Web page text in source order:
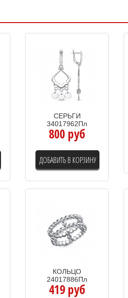
СЕРЬГИ
34017962Пл
800 руб
ДОБАВИТЬ В КОРЗИНУ
КОЛЬЦО
24017886Пл
419 руб